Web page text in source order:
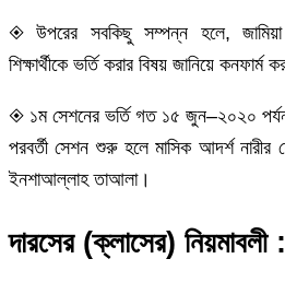
◈ উপরের সবকিছু সম্পন্ন হলে, জামিয়া
শিক্ষার্থীকে ভর্তি করার বিষয় জানিয়ে কনফার্ম
◈ ১ম সেশনের ভর্তি গত ১৫ জুন–২০২০
পরবর্তী সেশন শুরু হলে মাসিক আদর্শ নারীর
ইনশাআল্লাহ তাআলা।
দারসের (ক্লাসের) নিয়মাবলী